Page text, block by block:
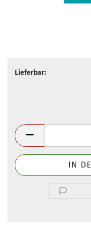
Lieferbar: